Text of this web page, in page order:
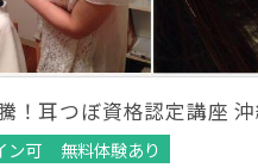
！耳つぼ資格認定講座
ン可
無料体験あり